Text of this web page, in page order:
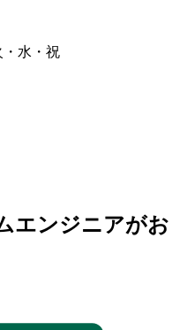
・水・祝
エンジニアがお